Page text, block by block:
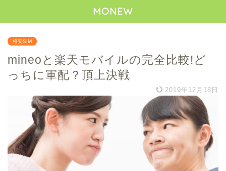
MONEW
格安SIM
mineoと楽天モバイルの完全比較!ど
っちに軍配？頂上決戦
2019年12月18日